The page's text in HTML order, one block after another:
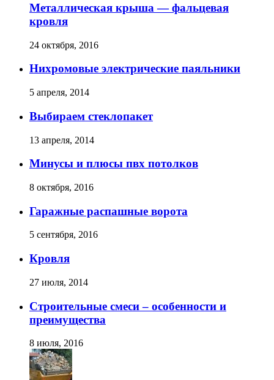
Металлическая крыша — фальцевая
кровля
24 октября, 2016
Нихромовые электрические паяльники
5 апреля, 2014
Выбираем стеклопакет
13 апреля, 2014
Минусы и плюсы пвх потолков
8 октября, 2016
Гаражные распашные ворота
5 сентября, 2016
Кровля
27 июля, 2014
Строительные смеси – особенности и
преимущества
8 июля, 2016